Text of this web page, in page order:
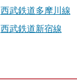
西武鉄道多摩川線
西武鉄道新宿線